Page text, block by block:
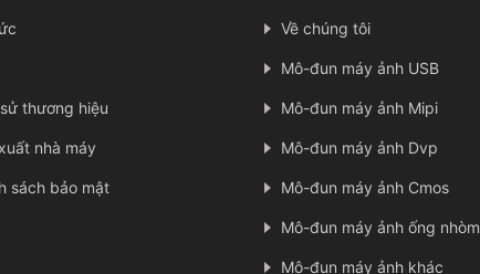
thương hiệu
nhà máy
sách bảo mật
Về chúng tôi
Mô-đun máy ảnh USB
Mô-đun máy ảnh Mipi
Mô-đun máy ảnh Dvp
Mô-đun máy ảnh Cmos
Mô-đun máy ảnh ống nhòm
Mô-đun máy ảnh khác